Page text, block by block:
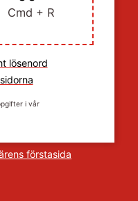
Cmd + R
lösenord
i vår
förstasida